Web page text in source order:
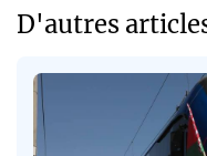
D'autres